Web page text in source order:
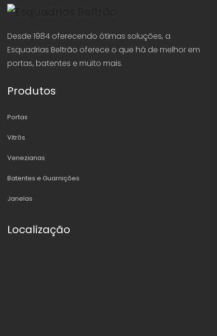
Desde 1984 oferecendo ótimas soluções, a
Esquadrias Beltrão oferece o que há de melhor em
portas, batentes e muito mais.
Produtos
Portas
Vitrôs
Venezianas
Batentes e Guarnições
Janelas
Localização